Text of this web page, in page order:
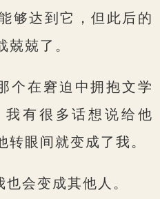
够达到它，但此后的
兢兢了。
个在窘迫中拥抱文学
有很多话想说给他
转眼间就变成了我。
会变成其他人。